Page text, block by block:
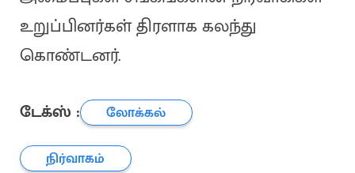
உறுப்பினர்கள் திரளாக கலந்து
கொண்டனர்.
டேக்ஸ் :
லோக்கல்
நிர்வாகம்